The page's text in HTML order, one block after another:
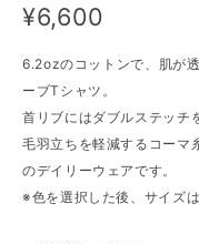
¥6,600
6.2ozのコットンで、肌が
ーブTシャツ。
首リブにはダブルステッチ
毛羽立ちを軽減するコーマ
のデイリーウェアです。
※色を選択した後、サイズ